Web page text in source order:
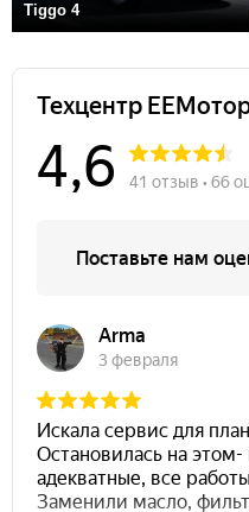
Tiggo 4